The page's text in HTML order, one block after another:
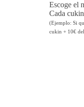
Escoge el
Cada
(Ejemplo: Si
cukin + 10€